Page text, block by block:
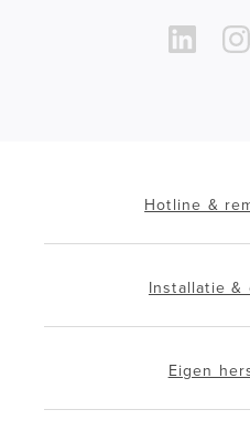
Hotline &
Installatie
Eigen